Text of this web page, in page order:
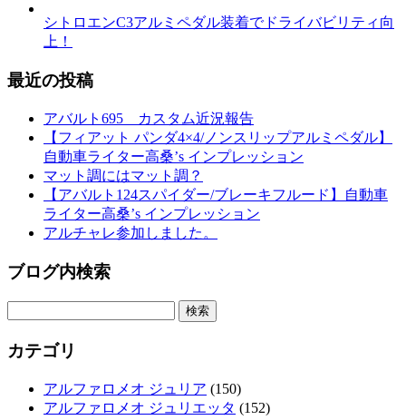
シトロエンC3アルミペダル装着でドライバビリティ向
上！
最近の投稿
アバルト695 カスタム近況報告
【フィアット パンダ4×4/ノンスリップアルミペダル】
自動車ライター高桑’s インプレッション
マット調にはマット調？
【アバルト124スパイダー/ブレーキフルード】自動車
ライター高桑’s インプレッション
アルチャレ参加しました。
ブログ内検索
カテゴリ
アルファロメオ ジュリア (150)
アルファロメオ ジュリエッタ (152)